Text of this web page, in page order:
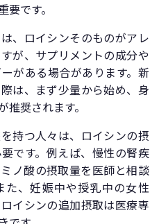
要です。
、ロイシンそのものがアレ
が、サプリメントの成分や
がある場合があります。新
は、まず少量から始め、身
推奨されます。
持つ人々は、ロイシンの摂
です。例えば、慢性の腎疾
ノ酸の摂取量を医師と相談
た、妊娠中や授乳中の女性
イシンの追加摂取は医療専